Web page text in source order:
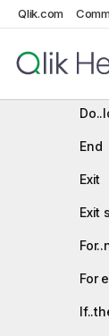
Qlik.com
End
Exit
Exit
For